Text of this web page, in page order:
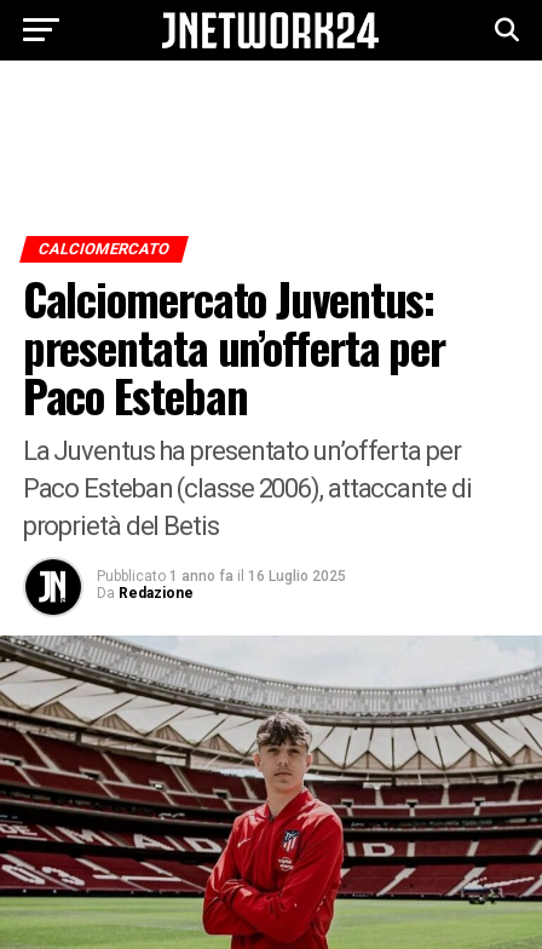
CALCIOMERCATO
Calciomercato Juventus:
presentata un’offerta per
Paco Esteban
La Juventus ha presentato un’offerta per
Paco Esteban (classe 2006), attaccante di
proprietà del Betis
Pubblicato 1 anno fa il 16 Luglio 2025
Da Redazione